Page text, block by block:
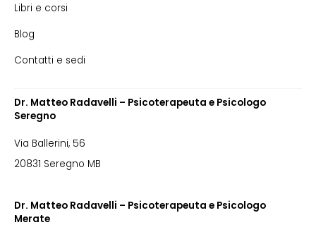
Libri e corsi
Blog
Contatti e sedi
Dr. Matteo Radavelli – Psicoterapeuta e Psicologo
Seregno
Via Ballerini, 56
20831 Seregno MB
Dr. Matteo Radavelli – Psicoterapeuta e Psicologo
Merate